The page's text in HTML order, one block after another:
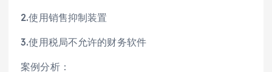
2.使用销售抑制装置
3.使用税局不允许的财务软件
案例分析：